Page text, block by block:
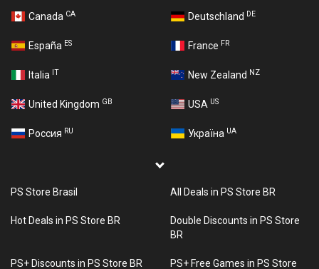
Canada CA Deutschland DE
España ES France FR
Italia IT New Zealand NZ
United Kingdom GB USA US
Россия RU Україна UA
PS Store Brasil All Deals in PS Store BR
Hot Deals in PS Store BR
Double Discounts in PS Store
BR
PS+ Discounts in PS Store BR PS+ Free Games in PS Store